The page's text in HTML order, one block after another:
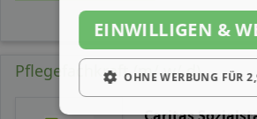
Pflegefachkraft (m/ w/ d)
EINWILLIGEN &
OHNE WERBUNG FÜR